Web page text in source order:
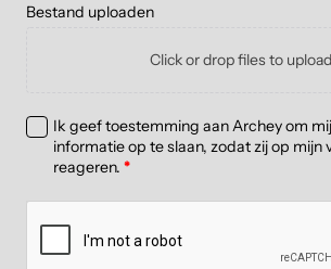
Bestand uploaden
Click or drop files to
Ik geef toestemming aan Archey om
informatie op te slaan, zodat zij op mijn
reageren. *